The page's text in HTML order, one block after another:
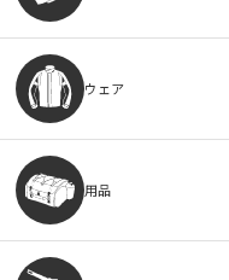
ウェア
用品